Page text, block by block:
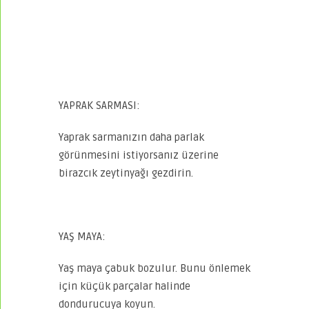
YAPRAK SARMASI:
Yaprak sarmanızın daha parlak
görünmesini istiyorsanız üzerine
birazcık zeytinyağı gezdirin.
YAŞ MAYA:
Yaş maya çabuk bozulur. Bunu önlemek
için küçük parçalar halinde
dondurucuya koyun.